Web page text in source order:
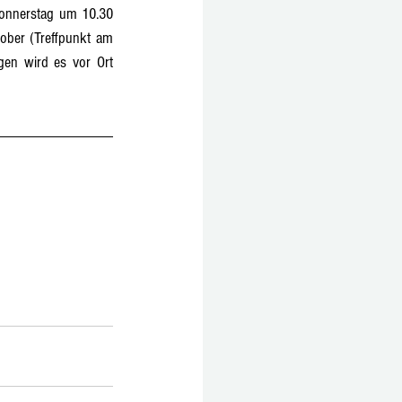
um 10.30
(Treffpunkt am
wird es vor Ort